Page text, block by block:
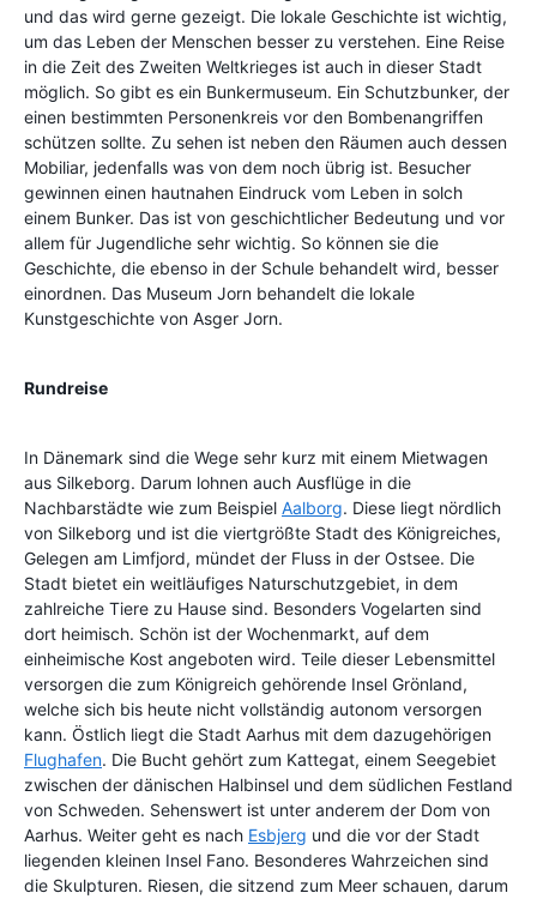
und das wird gerne gezeigt. Die lokale Geschichte ist wichtig,
um das Leben der Menschen besser zu verstehen. Eine Reise
in die Zeit des Zweiten Weltkrieges ist auch in dieser Stadt
möglich. So gibt es ein Bunkermuseum. Ein Schutzbunker, der
einen bestimmten Personenkreis vor den Bombenangriffen
schützen sollte. Zu sehen ist neben den Räumen auch dessen
Mobiliar, jedenfalls was von dem noch übrig ist. Besucher
gewinnen einen hautnahen Eindruck vom Leben in solch
einem Bunker. Das ist von geschichtlicher Bedeutung und vor
allem für Jugendliche sehr wichtig. So können sie die
Geschichte, die ebenso in der Schule behandelt wird, besser
einordnen. Das Museum Jorn behandelt die lokale
Kunstgeschichte von Asger Jorn.
Rundreise
In Dänemark sind die Wege sehr kurz mit einem Mietwagen
aus Silkeborg. Darum lohnen auch Ausflüge in die
Nachbarstädte wie zum Beispiel Aalborg. Diese liegt nördlich
von Silkeborg und ist die viertgrößte Stadt des Königreiches,
Gelegen am Limfjord, mündet der Fluss in der Ostsee. Die
Stadt bietet ein weitläufiges Naturschutzgebiet, in dem
zahlreiche Tiere zu Hause sind. Besonders Vogelarten sind
dort heimisch. Schön ist der Wochenmarkt, auf dem
einheimische Kost angeboten wird. Teile dieser Lebensmittel
versorgen die zum Königreich gehörende Insel Grönland,
welche sich bis heute nicht vollständig autonom versorgen
kann. Östlich liegt die Stadt Aarhus mit dem dazugehörigen
Flughafen. Die Bucht gehört zum Kattegat, einem Seegebiet
zwischen der dänischen Halbinsel und dem südlichen Festland
von Schweden. Sehenswert ist unter anderem der Dom von
Aarhus. Weiter geht es nach Esbjerg und die vor der Stadt
liegenden kleinen Insel Fano. Besonderes Wahrzeichen sind
die Skulpturen. Riesen, die sitzend zum Meer schauen, darum